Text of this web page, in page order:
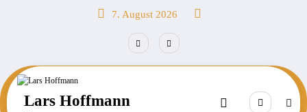
7. August 2026
Lars Hoffmann